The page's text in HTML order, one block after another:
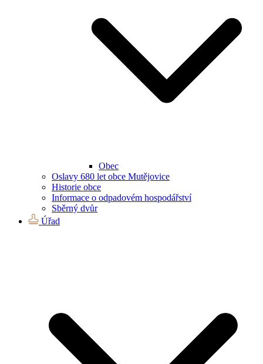
Obec
Oslavy 680 let obce Mutějovice
Historie obce
Informace o odpadovém hospodářství
Sběrný dvůr
Úřad